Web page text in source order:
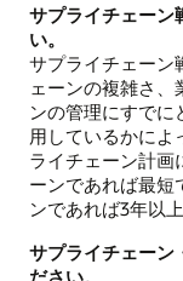
サプライチェーン
い。
サプライチェーン
ェーンの複雑さ
ンの管理にすで
用しているかに
ライチェーン計画
ーンであれば最短
ンであれば3年以
サプライチェーン